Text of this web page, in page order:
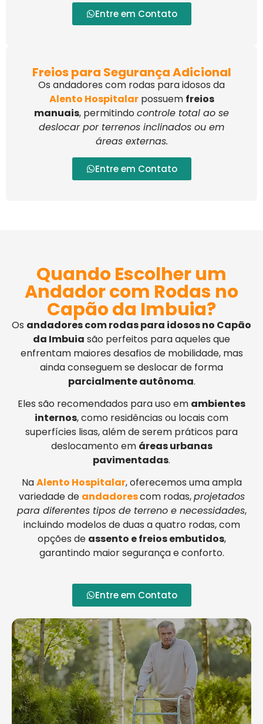
Entre em Contato
Freios para Segurança Adicional
Os andadores com rodas para idosos da
Alento Hospitalarpossuem freios
manuais, permitindo controle total ao se
deslocar por terrenos inclinados ou em
áreas externas.
Entre em Contato
Quando Escolher um
Andador com Rodas no
Capão da Imbuia?
Os andadores com rodas para idosos no Capão
da Imbuia são perfeitos para aqueles que
enfrentam maiores desafios de mobilidade, mas
ainda conseguem se deslocar de forma
parcialmente autônoma.
Eles são recomendados para uso em ambientes
internos, como residências ou locais com
superfícies lisas, além de serem práticos para
deslocamento em áreas urbanas
pavimentadas.
NaAlento Hospitalar, oferecemos uma ampla
variedade de andadorescom rodas,projetados
para diferentes tipos de terreno e necessidades,
incluindo modelos de duas a quatro rodas, com
opções de assento e freios embutidos,
garantindo maior segurança e conforto.
Entre em Contato